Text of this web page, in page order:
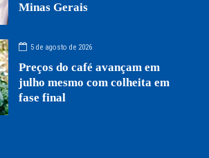
Minas Gerais
5 de agosto de 2026
Preços do café avançam em
julho mesmo com colheita em
fase final